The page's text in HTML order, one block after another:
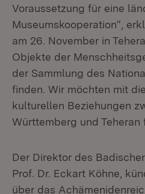
Voraussetzung für eine
Museumskooperation“,
am 26. November in
Objekte der
der Sammlung des
finden. Wir möchten mit
kulturellen Beziehungen
Württemberg und Teheran
Der Direktor des
Prof. Dr. Eckart Köhne,
über das